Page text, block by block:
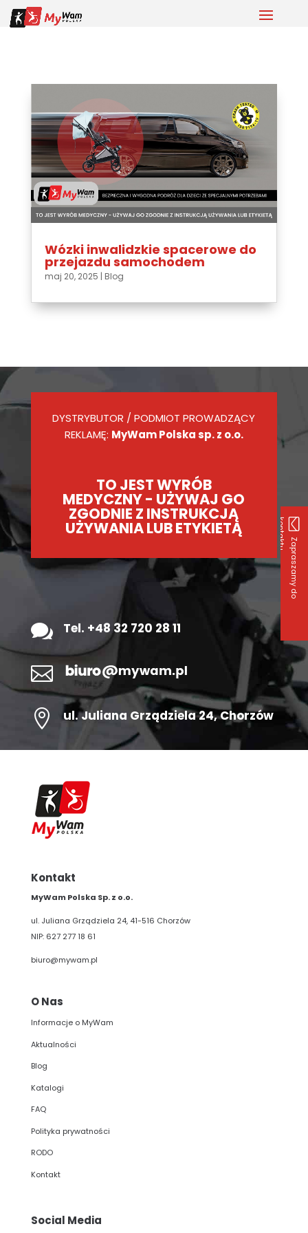
Z
a
p
r
a
s
z
a
m
y
d
o
k
o
n
t
a
k
t
u
Wózki inwalidzkie spacerowe do
przejazdu samochodem
maj 20, 2025 | Blog
DYSTRYBUTOR / PODMIOT PROWADZĄCY
REKLAMĘ: MyWam Polska sp. z o.o.
TO JEST WYRÓB
MEDYCZNY - UŻYWAJ GO
ZGODNIE Z INSTRUKCJĄ
UŻYWANIA LUB ETYKIETĄ
 Tel. +48 32 720 28 11

 ul.Juliana Grządziela 24, Chorzów
Kontakt
MyWam Polska Sp. z o.o.
ul. Juliana Grządziela 24, 41-516 Chorzów
NIP: 627 277 18 61
biuro@mywam.pl
O Nas
Informacje o MyWam
Aktualności
Blog
Katalogi
FAQ
Polityka prywatności
RODO
Kontakt
Social Media